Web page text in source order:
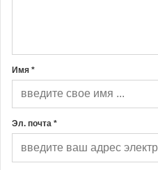
Имя *
Эл. почта *